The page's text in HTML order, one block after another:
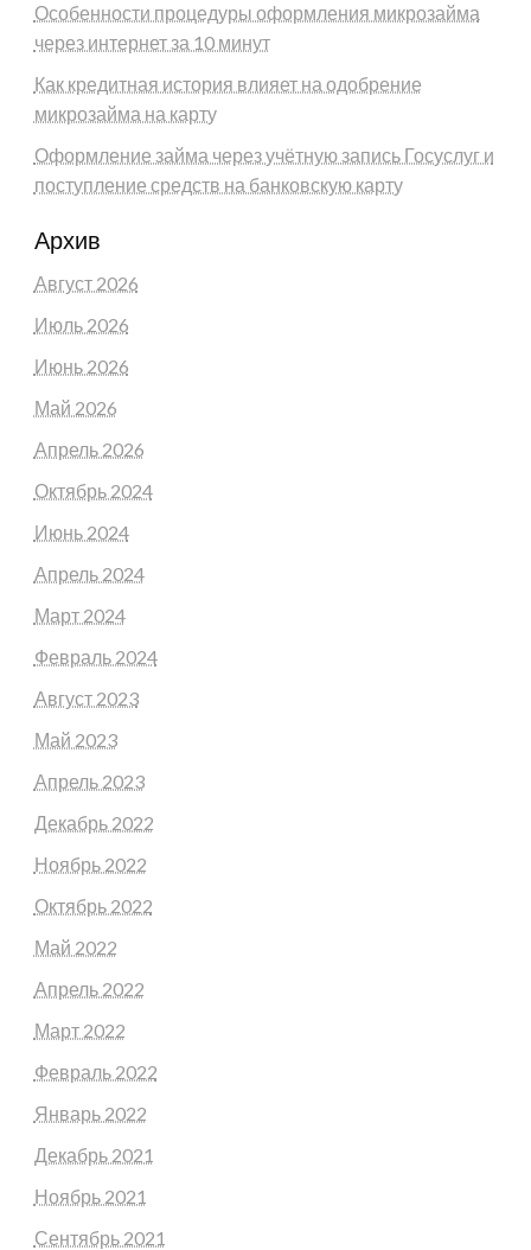
Особенности процедуры оформления микрозайма
через интернет за 10 минут
Как кредитная история влияет на одобрение
микрозайма на карту
Оформление займа через учётную запись Госуслуг и
поступление средств на банковскую карту
Архив
Август 2026
Июль 2026
Июнь 2026
Май 2026
Апрель 2026
Октябрь 2024
Июнь 2024
Апрель 2024
Март 2024
Февраль 2024
Август 2023
Май 2023
Апрель 2023
Декабрь 2022
Ноябрь 2022
Октябрь 2022
Май 2022
Апрель 2022
Март 2022
Февраль 2022
Январь 2022
Декабрь 2021
Ноябрь 2021
Сентябрь 2021